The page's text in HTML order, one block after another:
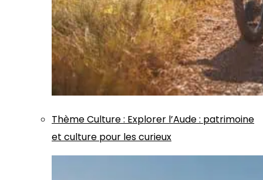
ThèmeCulture: Explorer l’Aude : patrimoine
et culture pour les curieux